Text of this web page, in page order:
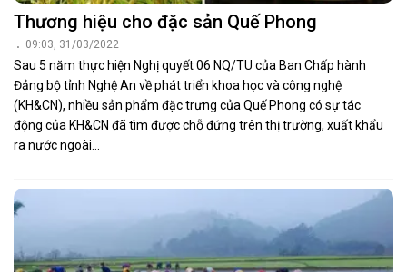
Thương hiệu cho đặc sản Quế Phong
09:03, 31/03/2022
Sau 5 năm thực hiện Nghị quyết 06 NQ/TU của Ban Chấp hành
Đảng bộ tỉnh Nghệ An về phát triển khoa học và công nghệ
(KH&CN), nhiều sản phẩm đặc trưng của Quế Phong có sự tác
động của KH&CN đã tìm được chỗ đứng trên thị trường, xuất khẩu
ra nước ngoài...